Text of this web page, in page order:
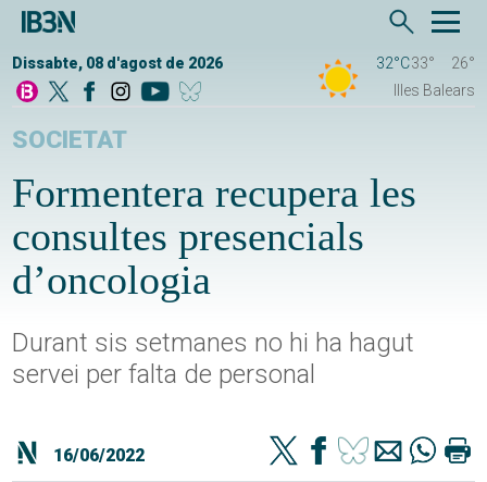
Dissabte, 08 d'agost de 2026 32°C33°
26°
Illes Balears
SOCIETAT
Formentera recupera les
consultes presencials
d’oncologia
Durant sis setmanes no hi ha hagut
servei per falta de personal
16/06/2022